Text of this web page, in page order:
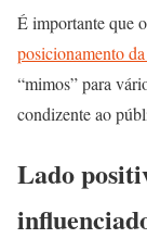
É importante que
posicionamento
“mimos” para
condizente ao
Lado